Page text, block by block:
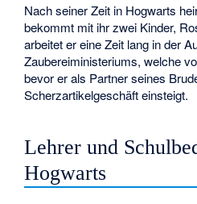
Nach seiner Zeit in Hogwarts
bekommt mit ihr zwei Kinder,
arbeitet er eine Zeit lang in der
Zaubereiministeriums, welche
bevor er als Partner seines
Scherzartikelgeschäft einsteigt.
Lehrer und
Hogwarts